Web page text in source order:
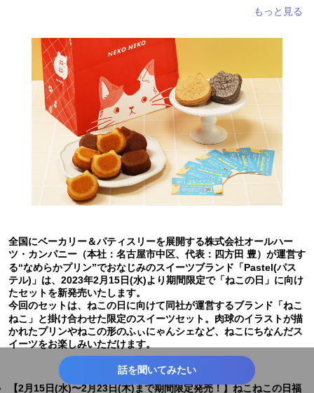
全国にベーカリー＆パティスリーを展開する株式会社オールハー
ツ・カンパニー（本社：名古屋市中区、代表：四方田 豊）が運営す
る“なめらかプリン”でおなじみのスイーツブランド「Pastel(パス
テル)」は、2023年2月15日(水)より期間限定で「ねこの日」に向け
たセットを新発売いたします。
今回のセットは、ねこの日に向けて同社が運営するブランド「ねこ
ねこ」と掛け合わせた限定のスイーツセット。肉球のイラストが描
かれたプリンやねこの形のふぃにゃんシェなど、ねこにちなんだス
イーツをお楽しみいただけます。
【2月15日(水)〜2月23日(木)まで期間限定発売！】ねこねこの日福
話を聞いてみたい